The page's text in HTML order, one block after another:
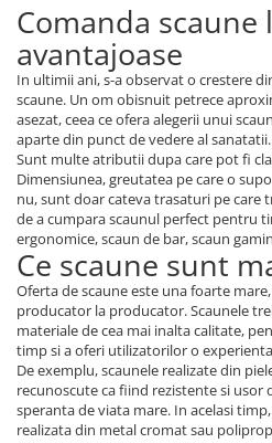
Comanda
avantajoase
In ultimii ani, s-a observat o crestere
scaune. Un om obisnuit petrece
asezat, ceea ce ofera alegerii unui
aparte din punct de vedere al sanatatii.
Sunt multe atributii dupa care pot fi
Dimensiunea, greutatea pe care o
nu, sunt doar cateva trasaturi pe care
de a cumpara scaunul perfect pentru
ergonomice, scaun de bar, scaun
Ce scaune sunt
Oferta de scaune este una foarte
producator la producator. Scaunele
materiale de cea mai inalta calitate,
timp si a oferi utilizatorilor o
De exemplu, scaunele realizate din
recunoscute ca fiind rezistente si usor
speranta de viata mare. In acelasi
realizata din metal cromat sau